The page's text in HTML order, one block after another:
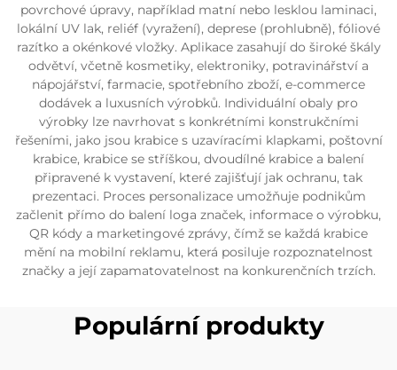
povrchové úpravy, například matní nebo lesklou laminaci,
lokální UV lak, reliéf (vyražení), deprese (prohlubně), fóliové
razítko a okénkové vložky. Aplikace zasahují do široké škály
odvětví, včetně kosmetiky, elektroniky, potravinářství a
nápojářství, farmacie, spotřebního zboží, e-commerce
dodávek a luxusních výrobků. Individuální obaly pro
výrobky lze navrhovat s konkrétními konstrukčními
řešeními, jako jsou krabice s uzavíracími klapkami, poštovní
krabice, krabice se stříškou, dvoudílné krabice a balení
připravené k vystavení, které zajišťují jak ochranu, tak
prezentaci. Proces personalizace umožňuje podnikům
začlenit přímo do balení loga značek, informace o výrobku,
QR kódy a marketingové zprávy, čímž se každá krabice
mění na mobilní reklamu, která posiluje rozpoznatelnost
značky a její zapamatovatelnost na konkurenčních trzích.
Populární produkty